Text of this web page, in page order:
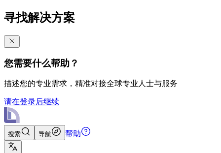
寻找解决方案
您需要什么帮助？
描述您的专业需求，精准对接全球专业人士与服务
请在登录后继续
搜索 导航 帮助